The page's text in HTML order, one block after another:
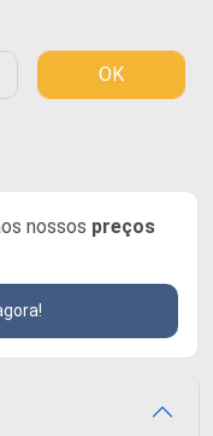
OK
nossos preços